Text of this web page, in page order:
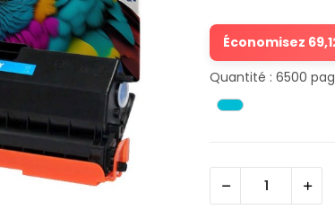
Économisez
Quantité : 6500